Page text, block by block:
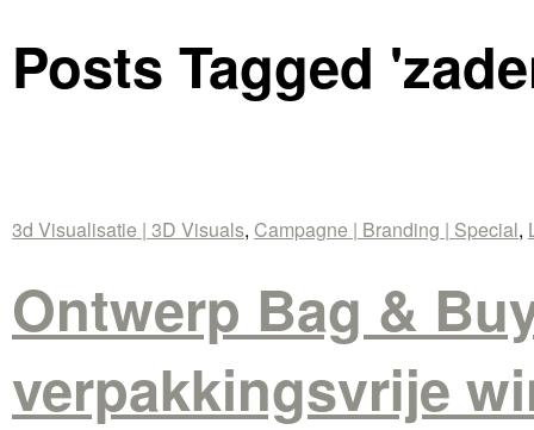
Posts Tagged '
3d Visualisatie | 3D Visuals, Campagne | Branding | Special,
Ontwerp Bag &
verpakkingsvrije